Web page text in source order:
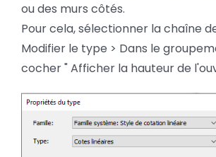
ou des murs côtés.
Pour cela, sélectionner la chaîne
Modifier le type > Dans le
cocher " Afficher la hauteur de